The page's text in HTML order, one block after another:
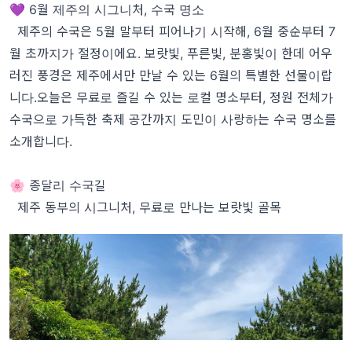
💜 6월 제주의 시그니처, 수국 명소
제주의 수국은 5월 말부터 피어나기 시작해, 6월 중순부터 7
월 초까지가 절정이에요. 보랏빛, 푸른빛, 분홍빛이 한데 어우
러진 풍경은 제주에서만 만날 수 있는 6월의 특별한 선물이랍
니다.오늘은 무료로 즐길 수 있는 로컬 명소부터, 정원 전체가
수국으로 가득한 축제 공간까지 도민이 사랑하는 수국 명소를
소개합니다.
🌸 종달리 수국길
제주 동부의 시그니처, 무료로 만나는 보랏빛 골목